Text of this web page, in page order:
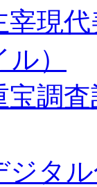
宰現
）
宝調
ジタ